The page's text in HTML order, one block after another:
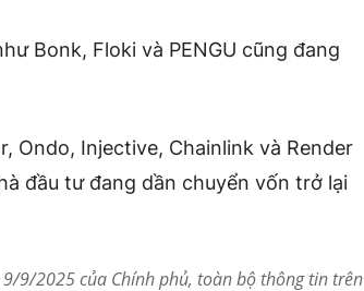
Bonk, Floki và PENGU cũng đang
Ondo, Injective, Chainlink và Render
đầu tư đang dần chuyển vốn trở lại
9/2025 của Chính phủ, toàn bộ thông tin trên